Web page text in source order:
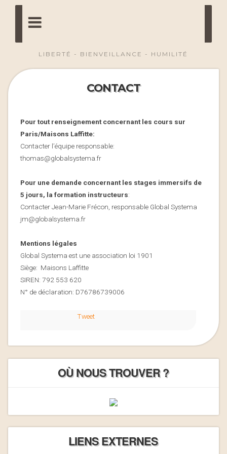
LIBERTÉ - BIENVEILLANCE - HUMILITÉ
CONTACT
Pour tout renseignementconcernantles cours sur
Paris/Maisons Laffitte:
Contacter l’équipe responsable:
thomas@globalsystema.fr
Pour une demande concernant les stages immersifs de
5 jours, la formation instructeurs:
Contacter Jean-Marie Frécon, responsable Global Systema
jm@globalsystema.fr
Mentions légales
Global Systema est une association loi 1901
Siège: Maisons Laffitte
SIREN: 792 553 620
N° de déclaration: D76786739006
Tweet
OÙ NOUS TROUVER ?
LIENS EXTERNES